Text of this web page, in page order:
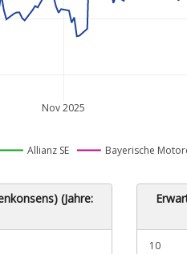
Nov 2025
Allianz SE Bayerische
(Jahre:
10